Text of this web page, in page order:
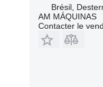
Brésil,
AM MÁQUINAS
Contacter le